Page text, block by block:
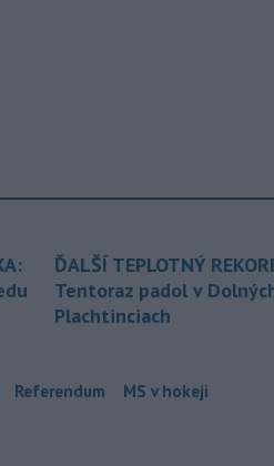
ĎALŠÍ TEPLOTNÝ
Tentoraz padol v
Plachtinciach
Referendum MS v hokeji